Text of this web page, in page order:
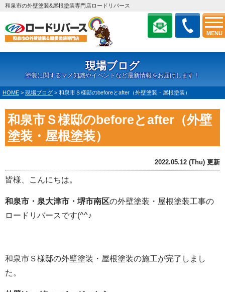
MENU
和泉市の外壁塗装&屋根塗装専門店ロードリバース
現場ブログ
塗装に関するマメ知識やイベントなど最新情報をお届けします！
HOME > 現場ブログ > 和泉市Ｓ様邸のbeforeとafter（外壁塗装・屋根塗装）
和泉市Ｓ様邸のbeforeとafter（外壁
塗装・屋根塗装）
2022.05.12 (Thu) 更新
皆様、こんにちは。
和泉市・泉大津市・堺市南区の外壁塗装・屋根塗装工事の
ロードリバースです(^^♪
和泉市Ｓ様邸の外壁塗装・屋根塗装の施工が完了しまし
た。